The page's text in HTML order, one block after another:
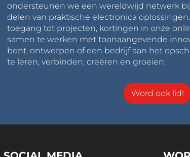
ondersteunen we een wereldwijd netwerk
delen van praktische electronica
toegang tot projecten, kortingen in onze
samen te werken met toonaangevende
bent, ontwerpen of een bedrijf aan het
te leren, verbinden, creëren en groeien.
Word ook lid!